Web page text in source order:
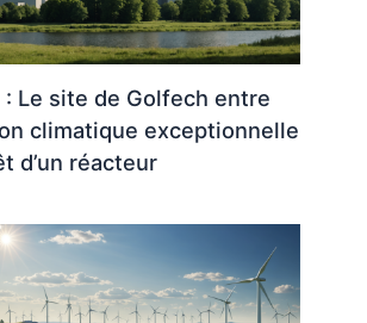
: Le site de Golfech entre
climatique exceptionnelle
d’un réacteur